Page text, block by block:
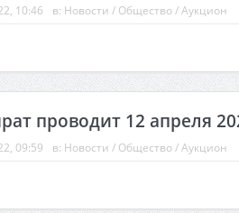
10:46 в: Новости / Общество/Аукцион
проводит 12 апреля
09:59 в: Новости / Общество/Аукцион